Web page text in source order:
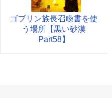
ゴブリン族長召喚書を使
う場所【黒い砂漠
Part58】